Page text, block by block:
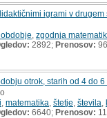
igrami v
zgodnja
2892; Prenosov: 96
otrok, starih od 4 do
matematika štetje števila
6640; Prenosov: